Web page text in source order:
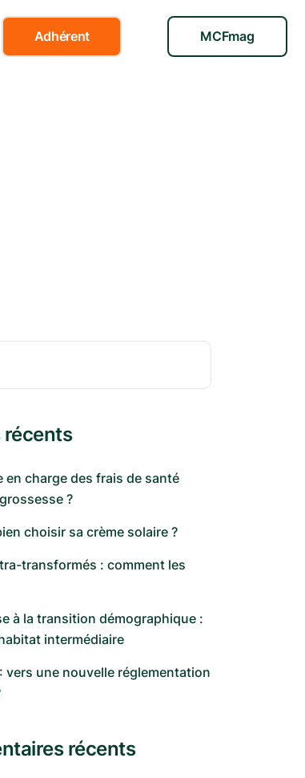
Adhérent MCFmag
en charge des frais de santé
?
choisir sa crème solaire ?
transformés : comment les
à la transition démographique :
intermédiaire
vers une nouvelle réglementation
récents